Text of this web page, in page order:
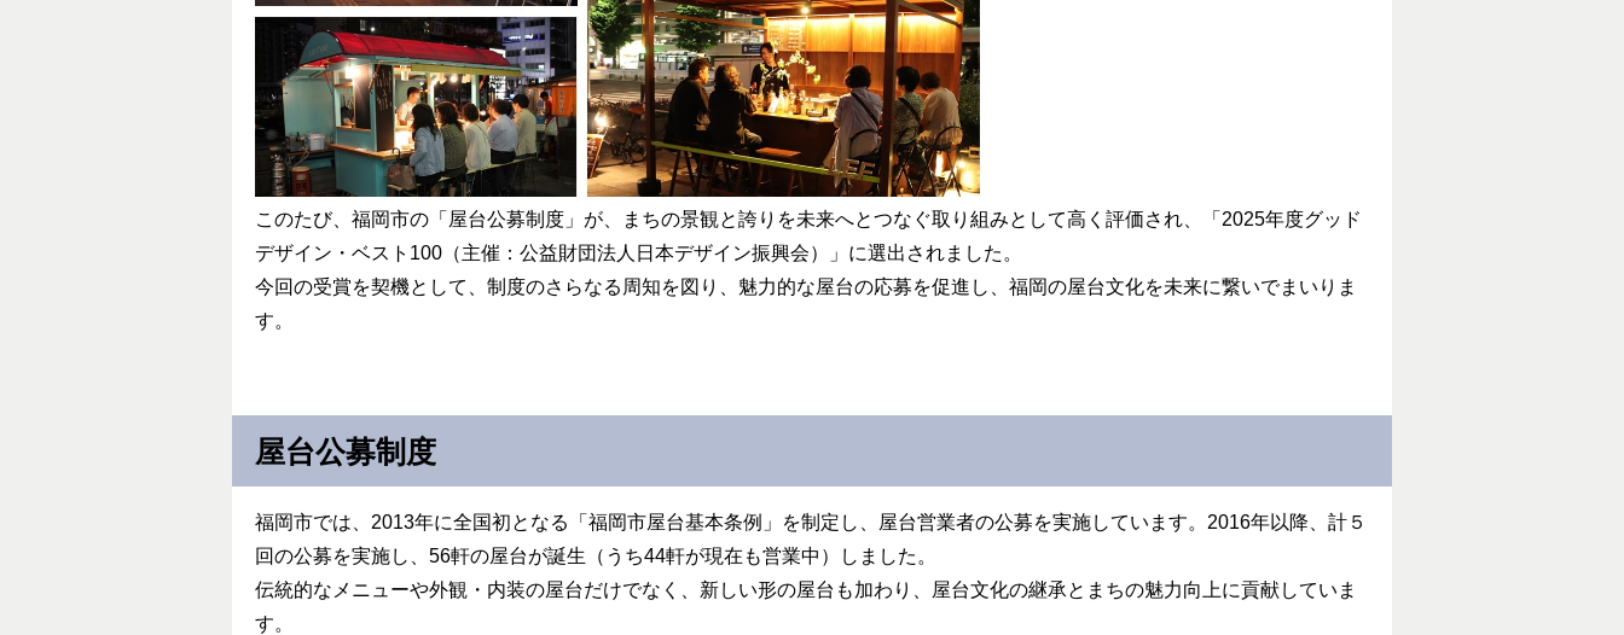
このたび、福岡市の「屋台公募制度」が、まちの景観と誇りを未来へとつなぐ取り組みとして高く評価され、「2025年度グッド
デザイン・ベスト100（主催：公益財団法人日本デザイン振興会）」に選出されました。
今回の受賞を契機として、制度のさらなる周知を図り、魅力的な屋台の応募を促進し、福岡の屋台文化を未来に繋いでまいりま
す。
屋台公募制度
福岡市では、2013年に全国初となる「福岡市屋台基本条例」を制定し、屋台営業者の公募を実施しています。2016年以降、計５
回の公募を実施し、56軒の屋台が誕生（うち44軒が現在も営業中）しました。
伝統的なメニューや外観・内装の屋台だけでなく、新しい形の屋台も加わり、屋台文化の継承とまちの魅力向上に貢献していま
す。